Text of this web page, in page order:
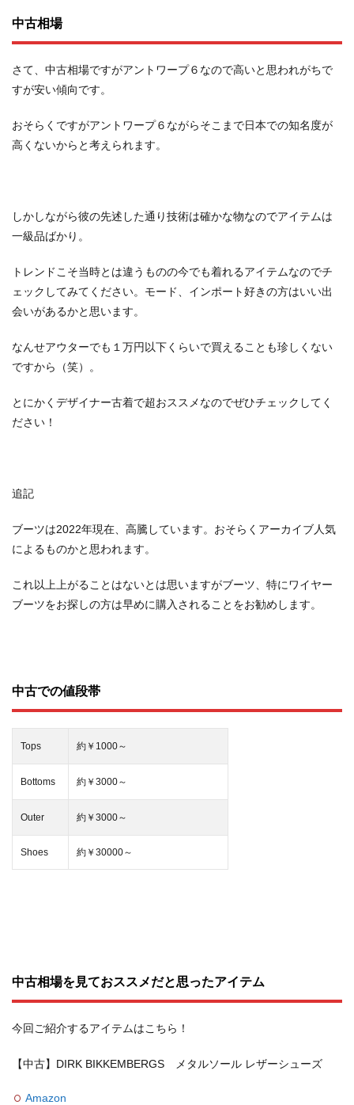
中古相場
さて、中古相場ですがアントワープ６なので高いと思われがちで
すが安い傾向です。
おそらくですがアントワープ６ながらそこまで日本での知名度が
高くないからと考えられます。
しかしながら彼の先述した通り技術は確かな物なのでアイテムは
一級品ばかり。
トレンドこそ当時とは違うものの今でも着れるアイテムなのでチ
ェックしてみてください。モード、インポート好きの方はいい出
会いがあるかと思います。
なんせアウターでも１万円以下くらいで買えることも珍しくない
ですから（笑）。
とにかくデザイナー古着で超おススメなのでぜひチェックしてく
ださい！
追記
ブーツは2022年現在、高騰しています。おそらくアーカイブ人気
によるものかと思われます。
これ以上上がることはないとは思いますがブーツ、特にワイヤー
ブーツをお探しの方は早めに購入されることをお勧めします。
中古での値段帯
Tops 約￥1000～
Bottoms 約￥3000～
Outer 約￥3000～
Shoes 約￥30000～
中古相場を見ておススメだと思ったアイテム
今回ご紹介するアイテムはこちら！
【中古】DIRK BIKKEMBERGS メタルソール レザーシューズ
Amazon